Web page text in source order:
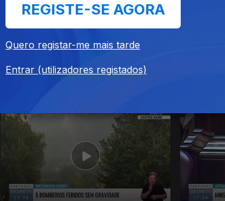
REGISTE-SE AGORA
Quero registar-me mais tarde
Entrar (utilizadores registados)